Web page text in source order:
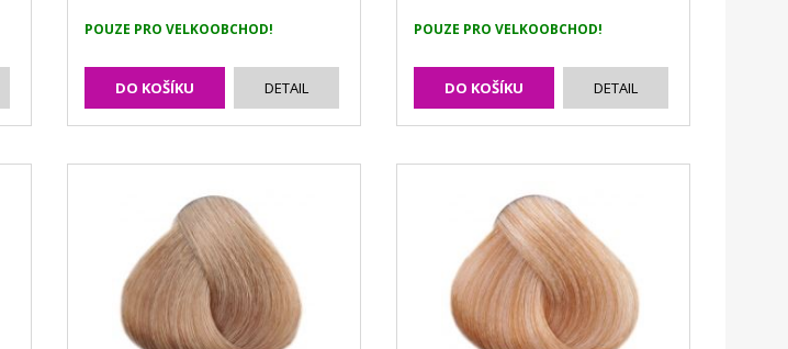
POUZE PRO VELKOOBCHOD!
DO KOŠÍKU DETAIL
POUZE PRO VELKOOBCHOD!
DO KOŠÍKU DETAIL